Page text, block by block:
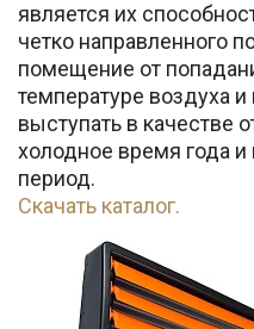
является их
четко направленного
помещение от
температуре воздуха
выступать в качестве
холодное время года и
период.
Скачать каталог.